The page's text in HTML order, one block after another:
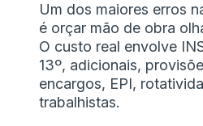
Um dos maiores erros
é orçar mão de obra
O custo real envolve
13º, adicionais,
encargos, EPI,
trabalhistas.